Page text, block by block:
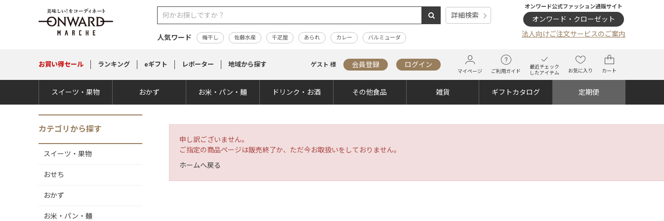
詳細検索
人気ワード 梅干し 佐藤水産 千疋屋 あられ カレー バルミューダ
オンワード公式ファッション通販サイト
オンワード・クローゼット
法人向けご注文サービスのご案内
お買い得セール ランキング eギフト レポーター 地域から探す ゲスト 様 会員登録 ログイン
マイページ ご利用ガイド
最近チェック
したアイテム
お気に入り カート
スイーツ・果物 おかず お米・パン・麺 ドリンク・お酒 その他食品 雑貨 ギフトカタログ 定期便
カテゴリから探す
スイーツ・果物
おせち
おかず
お米・パン・麺
申し訳ございません。
ご指定の商品ページは販売終了か、ただ今お取扱いをしておりません。
ホームへ戻る